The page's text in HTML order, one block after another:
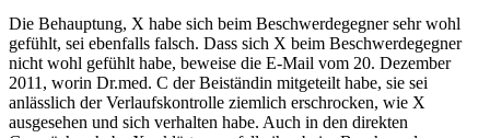
Die Behauptung, X habe sich beim Beschwerdegegner sehr wohl
gefühlt, sei ebenfalls falsch. Dass sich X beim Beschwerdegegner
nicht wohl gefühlt habe, beweise die E-Mail vom 20. Dezember
2011, worin Dr.med. C der Beiständin mitgeteilt habe, sie sei
anlässlich der Verlaufskontrolle ziemlich erschrocken, wie X
ausgesehen und sich verhalten habe. Auch in den direkten